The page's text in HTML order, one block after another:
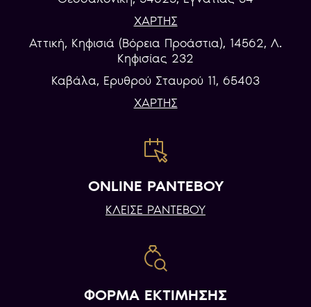
ΧΑΡΤΗΣ
Αττική, Κηφισιά (Βόρεια Προάστια), 14562, Λ.
Κηφισίας 232
Καβάλα, Eρυθρού Σταυρού 11, 65403
ΧΑΡΤΗΣ
ONLINE ΡΑΝΤΕΒΟΥ
ΚΛΕΙΣΕ ΡΑΝΤΕΒΟΥ
ΦΟΡΜΑ ΕΚΤΙΜΗΣΗΣ